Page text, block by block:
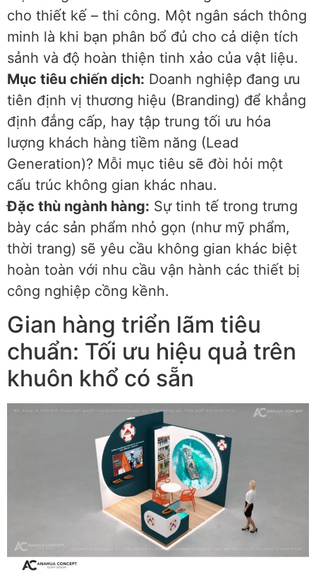
cho thiết kế – thi công. Một ngân sách thông
minh là khi bạn phân bổ đủ cho cả diện tích
sảnh và độ hoàn thiện tinh xảo của vật liệu.
Mục tiêu chiến dịch: Doanh nghiệp đang ưu
tiên định vị thương hiệu (Branding) để khẳng
định đẳng cấp, hay tập trung tối ưu hóa
lượng khách hàng tiềm năng (Lead
Generation)? Mỗi mục tiêu sẽ đòi hỏi một
cấu trúc không gian khác nhau.
Đặc thù ngành hàng: Sự tinh tế trong trưng
bày các sản phẩm nhỏ gọn (như mỹ phẩm,
thời trang) sẽ yêu cầu không gian khác biệt
hoàn toàn với nhu cầu vận hành các thiết bị
công nghiệp cồng kềnh.
Gian hàng triển lãm tiêu
chuẩn: Tối ưu hiệu quả trên
khuôn khổ có sẵn